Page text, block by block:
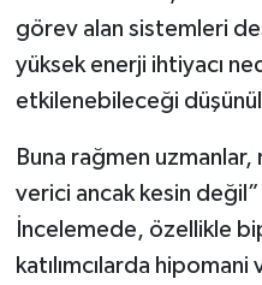
görev alan sistemleri
yüksek enerji ihtiyacı
etkilenebileceği
Buna rağmen
verici ancak kesin
İncelemede, özellikle
katılımcılarda